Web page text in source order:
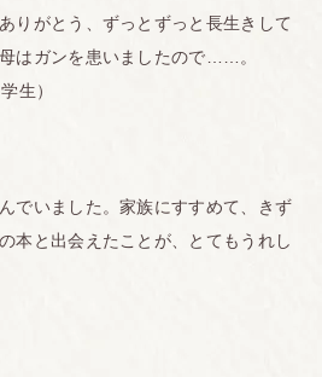
りがとう、ずっとずっと長生きして
はガンを患いましたので……。
生）
でいました。家族にすすめて、きず
本と出会えたことが、とてもうれし